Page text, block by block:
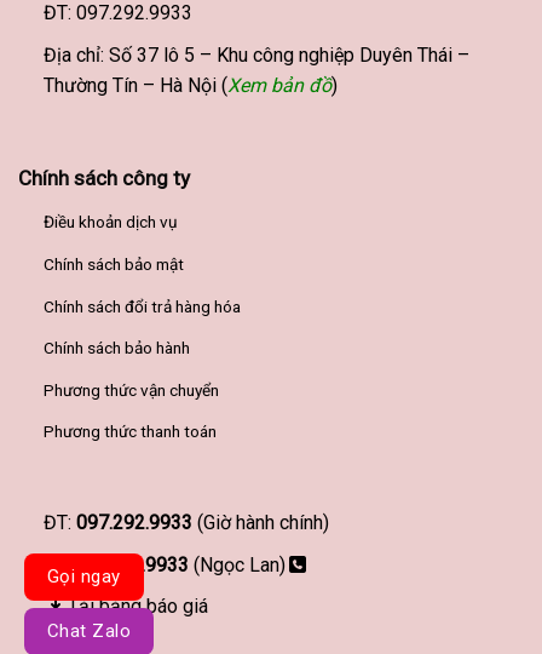
ĐT: 097.292.9933
Địa chỉ: Số 37 lô 5 – Khu công nghiệp Duyên Thái –
Thường Tín – Hà Nội (Xem bản đồ)
Chính sách công ty
Điều khoản dịch vụ
Chính sách bảo mật
Chính sách đổi trả hàng hóa
Chính sách bảo hành
Phương thức vận chuyển
Phương thức thanh toán
ĐT: 097.292.9933 (Giờ hành chính)
097.292.9933 (Ngọc Lan)
Tải bảng báo giá
Gọi ngay
Chat Zalo